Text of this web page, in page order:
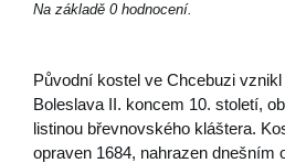
Na základě 0 hodnocení.
Původní kostel ve Chcebuzi
Boleslava II. koncem 10. století,
listinou břevnovského kláštera.
opraven 1684, nahrazen dnešním